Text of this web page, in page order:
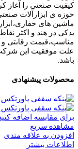
کیفیت صنعتی را آغاز
حوزه ی ابزارآلات
ماشین های
یدکی در هند و اکثر
مناسب،قیمت رقابتی
علت موفقیت این شرکت
باشد.
محصولات پیشنهادی
برای مقایسه اضافه
مشاهده سریع
افزودن به علاقه مندی
اطلاعات بیشتر